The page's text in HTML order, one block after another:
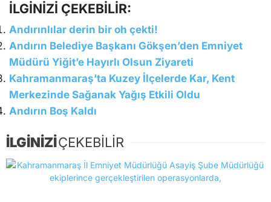
İLGİNİZİ ÇEKEBİLİR:
Andırınlılar derin bir oh çekti!
Andırın Belediye Başkanı Gökşen’den Emniyet
Müdürü Yiğit’e Hayırlı Olsun Ziyareti
Kahramanmaraş’ta Kuzey İlçelerde Kar, Kent
Merkezinde Sağanak Yağış Etkili Oldu
Andırın Boş Kaldı
İLGİNİZİÇEKEBİLİR